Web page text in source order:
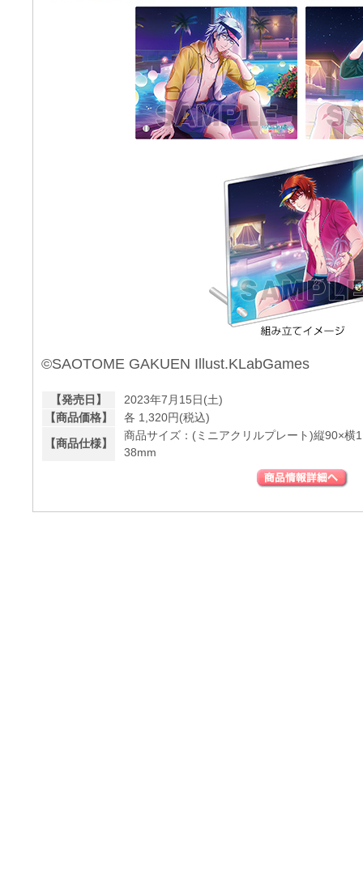
©SAOTOME GAKUEN Illust.KLabGames
【発売日】
2023年7月15日(土)
【商品価格】
各 1,320円(税込)
【商品仕様】
商品サイズ：(ミニアクリルプレート)縦90×横
38mm